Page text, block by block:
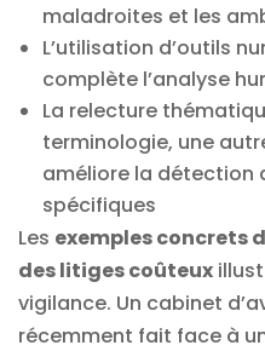
maladroites et les
L’utilisation d’outils
complète l’analyse
La relecture
terminologie, une
améliore la détection
spécifiques
Les exemples concrets
des litiges coûteux
vigilance. Un cabinet
récemment fait face à